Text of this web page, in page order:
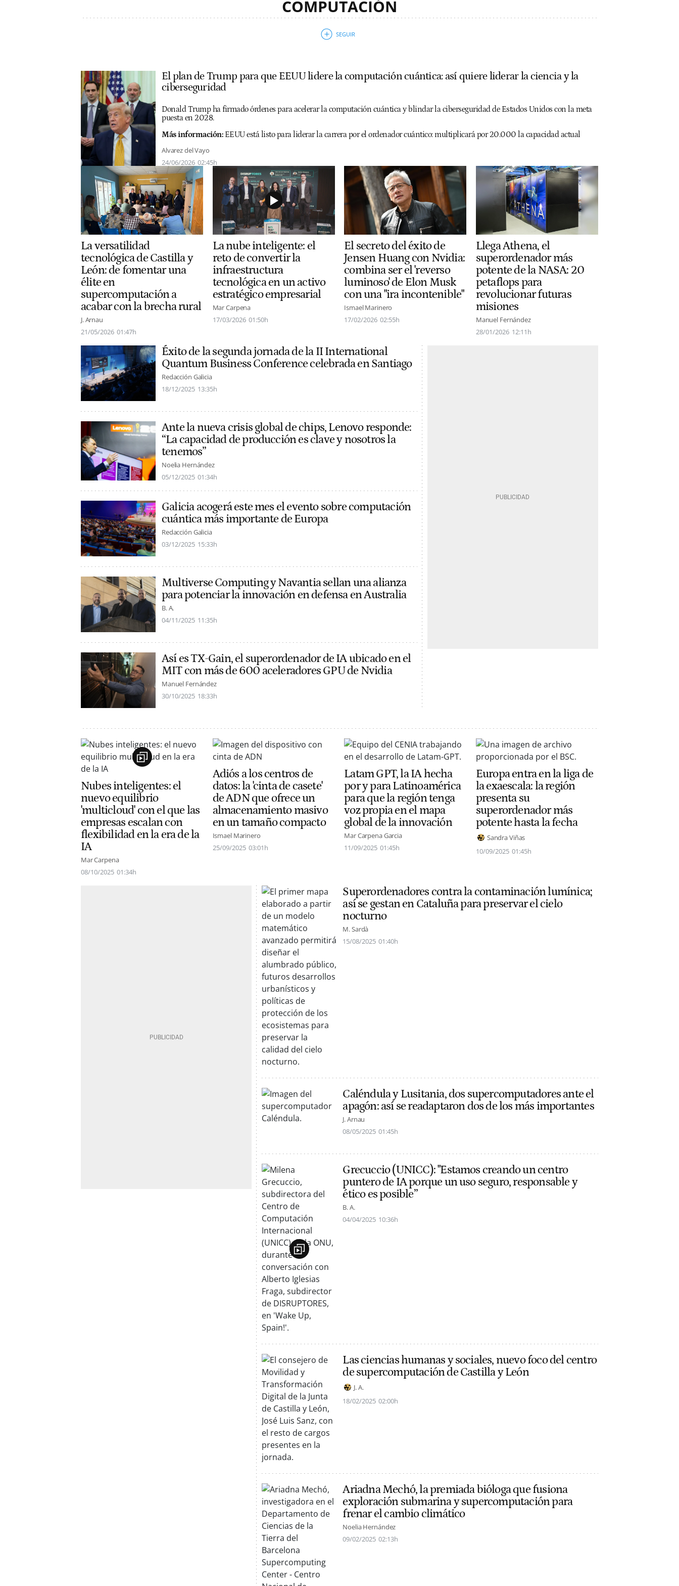
COMPUTACIÓN
El plan de Trump para que EEUU lidere la computación cuántica: así quiere liderar la ciencia y la
ciberseguridad
Donald Trump ha firmado órdenes para acelerar la computación cuántica y blindar la ciberseguridad de Estados Unidos con la meta
puesta en 2028.
Más información: EEUU está listo para liderar la carrera por el ordenador cuántico: multiplicará por 20.000 la capacidad actual
Alvarez del Vayo
24/06/2026 02:45h
La versatilidad
tecnológica de Castilla y
León: de fomentar una
élite en
supercomputación a
acabar con la brecha rural
J. Arnau
21/05/2026 01:47h
La nube inteligente: el
reto de convertir la
infraestructura
tecnológica en un activo
estratégico empresarial
Mar Carpena
17/03/2026 01:50h
El secreto del éxito de
Jensen Huang con Nvidia:
combina ser el 'reverso
luminoso' de Elon Musk
con una "ira incontenible"
Ismael Marinero
17/02/2026 02:55h
Llega Athena, el
superordenador más
potente de la NASA: 20
petaflops para
revolucionar futuras
misiones
Manuel Fernández
28/01/2026 12:11h
Éxito de la segunda jornada de la II International
Quantum Business Conference celebrada en Santiago
Redacción Galicia
18/12/2025 13:35h
Ante la nueva crisis global de chips, Lenovo responde:
“La capacidad de producción es clave y nosotros la
tenemos”
Noelia Hernández
05/12/2025 01:34h
Galicia acogerá este mes el evento sobre computación
cuántica más importante de Europa
Redacción Galicia
03/12/2025 15:33h
Multiverse Computing y Navantia sellan una alianza
para potenciar la innovación en defensa en Australia
B. A.
04/11/2025 11:35h
Así es TX-Gain, el superordenador de IA ubicado en el
MIT con más de 600 aceleradores GPU de Nvidia
Manuel Fernández
30/10/2025 18:33h
Nubes inteligentes: el
nuevo equilibrio
'multicloud' con el que las
empresas escalan con
flexibilidad en la era de la
IA
Mar Carpena
08/10/2025 01:34h
Adiós a los centros de
datos: la 'cinta de casete'
de ADN que ofrece un
almacenamiento masivo
en un tamaño compacto
Ismael Marinero
25/09/2025 03:01h
Latam GPT, la IA hecha
por y para Latinoamérica
para que la región tenga
voz propia en el mapa
global de la innovación
Mar Carpena Garcia
11/09/2025 01:45h
Europa entra en la liga de
la exaescala: la región
presenta su
superordenador más
potente hasta la fecha
Sandra Viñas
10/09/2025 01:45h
Superordenadores contra la contaminación lumínica;
así se gestan en Cataluña para preservar el cielo
nocturno
M. Sardà
15/08/2025 01:40h
Caléndula y Lusitania, dos supercomputadores ante el
apagón: así se readaptaron dos de los más importantes
J. Arnau
08/05/2025 01:45h
Grecuccio (UNICC): "Estamos creando un centro
puntero de IA porque un uso seguro, responsable y
ético es posible”
B. A.
04/04/2025 10:36h
Las ciencias humanas y sociales, nuevo foco del centro
de supercomputación de Castilla y León
J. A.
18/02/2025 02:00h
Ariadna Mechó, la premiada bióloga que fusiona
exploración submarina y supercomputación para
frenar el cambio climático
Noelia Hernández
09/02/2025 02:13h